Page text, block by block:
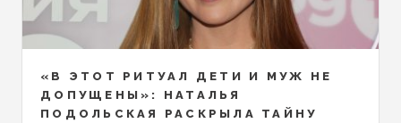
«В ЭТОТ РИТУАЛ ДЕТИ И МУЖ НЕ
ДОПУЩЕНЫ»: НАТАЛЬЯ
ПОДОЛЬСКАЯ РАСКРЫЛА ТАЙНУ